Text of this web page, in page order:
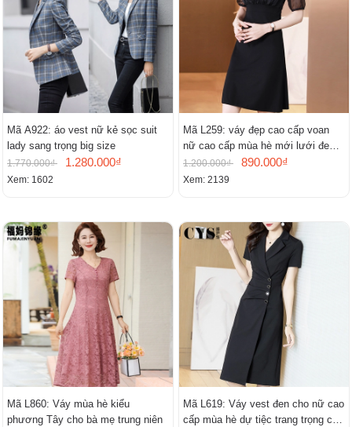
Mã A922: áo vest nữ kẻ sọc suit
lady sang trọng big size
1.770.000₫ 1.280.000₫
Xem: 1602
Mã L259: váy đẹp cao cấp voan
nữ cao cấp mùa hè mới lưới đen
cao cấp khí chất nhỏ tay ngắn
1.200.000₫ 890.000₫
Xem: 2139
Mã L860: Váy mùa hè kiểu
phương Tây cho bà mẹ trung niên
Mã L619: Váy vest đen cho nữ cao
cấp mùa hè dự tiệc trang trọng cao